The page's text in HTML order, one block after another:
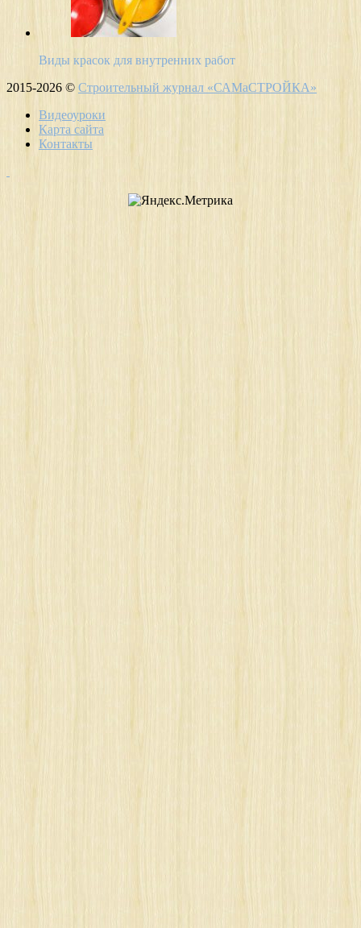
Виды красок для внутренних работ
2015-2026 © Строительный журнал «САМаСТРОЙКА»
Видеоуроки
Карта сайта
Контакты